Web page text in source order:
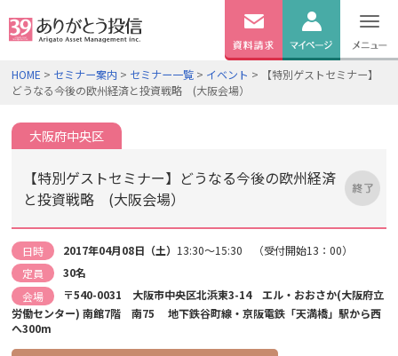
無料資料
請求
ログイン
HOME > セミナー案内 > セミナー一覧 > イベント > 【特別ゲストセミナー】
どうなる今後の欧州経済と投資戦略 (大阪会場）
大阪府中央区
【特別ゲストセミナー】どうなる今後の欧州経済
と投資戦略 (大阪会場）
日時 2017年04月08日（土） 13:30～15:30 （受付開始13：00）
定員
30名
会場
〒540-0031 大阪市中央区北浜東3-14 エル・おおさか(大阪府立
労働センター) 南館7階 南75 地下鉄谷町線・京阪電鉄「天満橋」駅から西
へ300m